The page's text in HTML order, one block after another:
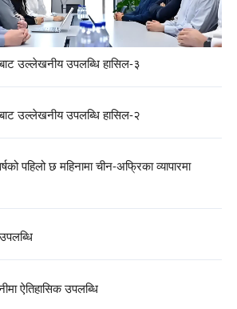
उल्लेखनीय उपलब्धि हासिल-३
उल्लेखनीय उपलब्धि हासिल-२
पहिलो छ महिनामा चीन-अफ्रिका व्यापारमा
ऐतिहासिक उपलब्धि